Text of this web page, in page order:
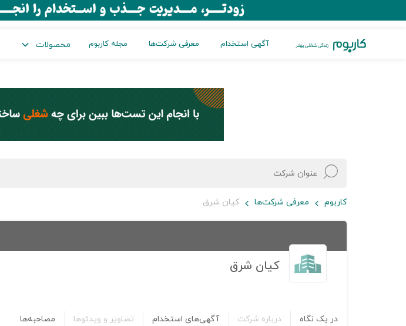
آگهی استخدام معرفی شرکت‌ها مجله کاربوم محصولات
کاربوم معرفی شرکت‌ها کیان شرق
کیان شرق
در یک نگاه درباره شرکت آگهی‌های استخدام تصاویر و ویدئوها مصاحبه‌ها